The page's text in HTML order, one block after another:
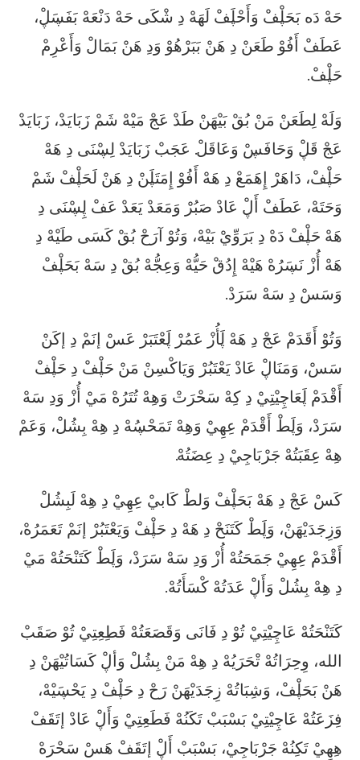
حَهْ دَه بَحَڸْفْ وَأَحْڸَفْ لَهَهْ دِ شْكَى حَهْ دَنْعَهْ بَفَڛَڸْ،
عَطَفْ أَفُوْ طَعَنْ دِ هَنْ بَبَرْهُوْ وَدِ هَنْ بَمَالْ وَأَعْرِمْ
حَڸْفْ.
وَلَهْ لِطَعَنْ مَنْ بُقْ بَيْهَنْ طَدْ عَجْ مَيْهْ شَمْ زَبَايَدْ، زَبَايَدْ
عَجْ قَڸْ وَحَافَڛْ وَعَاقَلْ. عَجَبْ زَبَايَدْ لِڛْنَى دِ هَهْ
حَڸْفْ، دَاهَرْ إِهَمَعْ دِ هَهْ أَفُوْ إِمَتَڸَنْ دِ هَنْ لَحَڸْفْ شَمْ
وَحَتَهْ، عَطَفْ أَڸْ عَادْ صَبُرْ وَمَعَدْ يَعَدْ عَفْ ڸِڛْنَى دِ
هَهْ حَڸْفْ دَهْ دِ بَرَوِّيْ بَيْهْ، وَتُوْ آرَحْ بُقْ كَسَى طَيْهْ دِ
هَهْ أُزْ نَڛَرُهْ هَيْهْ إِدُقْ حَيُّهْ وَعِجُّهْ بُقْ دِ سَهْ بَحَڸْفْ
وَسَسْ دِ سَهْ سَرَدْ.
وَتُوْ أَقَدَمْ عَجْ دِ هَهْ ڸَأُزْ عَمُرْ ڸَعْتَبَرْ عَسْ إنَمْ دِ إكَنْ
سَسْ، وَمَنَاڸْ عَادْ يَعْتَبُرْ وَيَاكْسِنْ مَنْ حَڸْفْ دِ حَڸْفْ
أَقْدَمْ ڸَعَاچِيْتِيْ دِ كِهْ سَحْرَتْ وَهِهْ تُتَرُهْ مَيْ أُزْ وَدِ سَهْ
سَرَدْ، وَڸَطْ أَقْدَمْ عِهِيْ وَهِهْ تَمَحْڛُهْ دِ هِهْ بِشُلْ، وَعَمْ
هِهْ عِقَبَتُهْ جَرْبَاجِيْ دِ عِضَتُهْ.
كَسْ عَجْ دِ هَهْ بَحَڸْفْ وَلطْ كَابيْ عِهِيْ دِ هِهْ لَبِشُلْ
وَزِجَدَيْهَنْ، وَڸَطْ كَتَنَحْ دِ هَهْ دِ حَڸْفْ وَيَعْتَبُرْ إنَمْ تَعَمَرُهْ،
أَقْدَمْ عِهِيْ جَمَحَتُهْ أُزْ وَدِ سَهْ سَرَدْ، وَڸَطْ كَتَنْحَتُهْ مَيْ
دِ هِهْ بِشُلْ وَأَڸْ عَدَتُهْ كْسَأَتُهْ.
كَتَنْحَتُهْ عَاچِيْتِيْ تُوْ دِ فَانَى وَقَصَعَتُهْ فَطِعِتِيْ تُوْ صَقَبْ
الله، وِحِرَاتُهْ تْحَرَيُهْ دِ هِهْ مَنْ بِشُلْ وَأڸْ كَسَاتُيْهَنْ دِ
هَنْ بَحَڸْفْ، وَشِبَاتُهْ زِجَدَيْهَنْ رَحْ دِ حَڸْفْ دِ يَحْڛَيْهْ،
فِزَعَتُهْ عَاچِيْتِيْ بَسْبَبْ تَكَنُهْ فَطَعِتِيْ وَأَڸْ عَادْ إتَقَفْ
هِهِيْ تَكِنُهْ جَرْبَاجِيْ، بَسْبَبْ أَڸْ إتَقَفْ هَسْ سَحْرَهْ